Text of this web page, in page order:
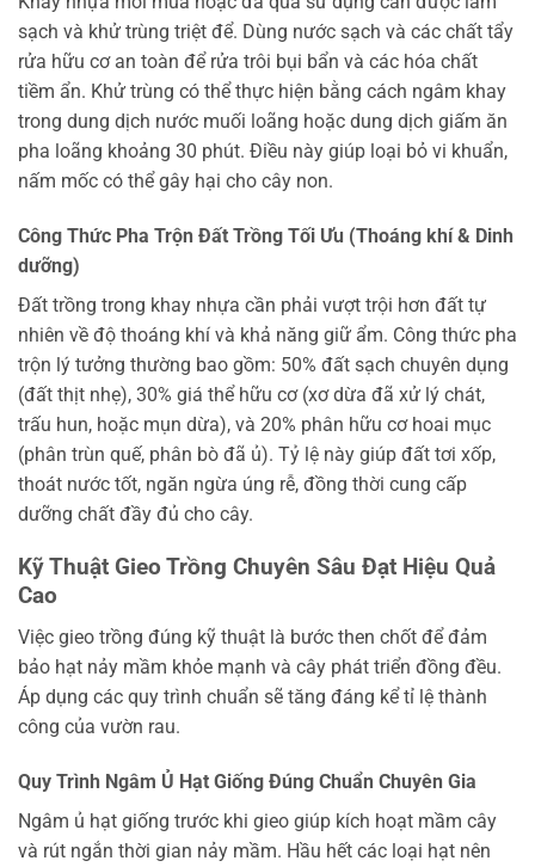
sạch và khử trùng triệt để. Dùng nước sạch và các chất tẩy
rửa hữu cơ an toàn để rửa trôi bụi bẩn và các hóa chất
tiềm ẩn. Khử trùng có thể thực hiện bằng cách ngâm khay
trong dung dịch nước muối loãng hoặc dung dịch giấm ăn
pha loãng khoảng 30 phút. Điều này giúp loại bỏ vi khuẩn,
nấm mốc có thể gây hại cho cây non.
Công Thức Pha Trộn Đất Trồng Tối Ưu (Thoáng khí & Dinh
dưỡng)
Đất trồng trong khay nhựa cần phải vượt trội hơn đất tự
nhiên về độ thoáng khí và khả năng giữ ẩm. Công thức pha
trộn lý tưởng thường bao gồm: 50% đất sạch chuyên dụng
(đất thịt nhẹ), 30% giá thể hữu cơ (xơ dừa đã xử lý chát,
trấu hun, hoặc mụn dừa), và 20% phân hữu cơ hoai mục
(phân trùn quế, phân bò đã ủ). Tỷ lệ này giúp đất tơi xốp,
thoát nước tốt, ngăn ngừa úng rễ, đồng thời cung cấp
dưỡng chất đầy đủ cho cây.
Kỹ Thuật Gieo Trồng Chuyên Sâu Đạt Hiệu Quả
Cao
Việc gieo trồng đúng kỹ thuật là bước then chốt để đảm
bảo hạt nảy mầm khỏe mạnh và cây phát triển đồng đều.
Áp dụng các quy trình chuẩn sẽ tăng đáng kể tỉ lệ thành
công của vườn rau.
Quy Trình Ngâm Ủ Hạt Giống Đúng Chuẩn Chuyên Gia
Ngâm ủ hạt giống trước khi gieo giúp kích hoạt mầm cây
và rút ngắn thời gian nảy mầm. Hầu hết các loại hạt nên